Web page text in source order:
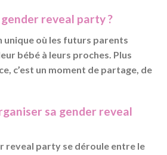
gender reveal party ?
unique où les futurs parents
bébé à leurs proches. Plus
c’est un moment de partage, de
sa gender reveal
reveal party se déroule entre le